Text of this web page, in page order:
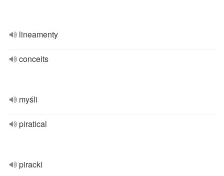
lineamenty
conceits
myśli
piratical
piracki